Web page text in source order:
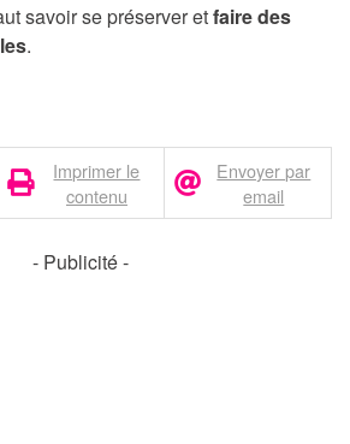
savoir se préserver etfaire des
.
Imprimer le
contenu
Envoyer par
email
- Publicité -